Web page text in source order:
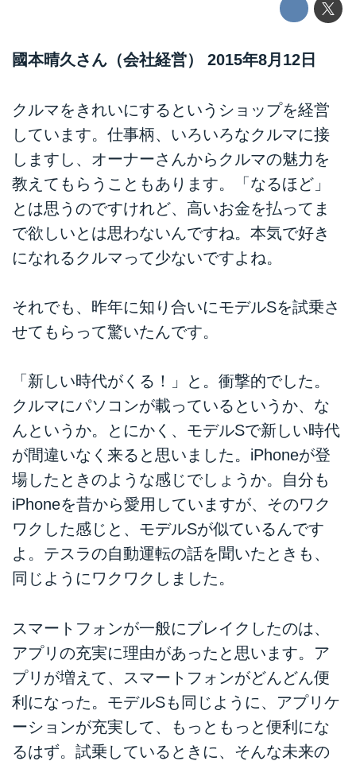
國本晴久さん（会社経営） 2015年8月12日
クルマをきれいにするというショップを経営
しています。仕事柄、いろいろなクルマに接
しますし、オーナーさんからクルマの魅力を
教えてもらうこともあります。「なるほど」
とは思うのですけれど、高いお金を払ってま
で欲しいとは思わないんですね。本気で好き
になれるクルマって少ないですよね。
それでも、昨年に知り合いにモデルSを試乗さ
せてもらって驚いたんです。
「新しい時代がくる！」と。衝撃的でした。
クルマにパソコンが載っているというか、な
んというか。とにかく、モデルSで新しい時代
が間違いなく来ると思いました。iPhoneが登
場したときのような感じでしょうか。自分も
iPhoneを昔から愛用していますが、そのワク
ワクした感じと、モデルSが似ているんです
よ。テスラの自動運転の話を聞いたときも、
同じようにワクワクしました。
スマートフォンが一般にブレイクしたのは、
アプリの充実に理由があったと思います。ア
プリが増えて、スマートフォンがどんどん便
利になった。モデルSも同じように、アプリケ
ーションが充実して、もっともっと便利にな
るはず。試乗しているときに、そんな未来の